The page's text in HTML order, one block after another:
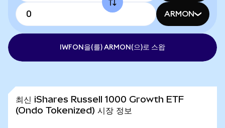
ARMON
IWFON을(를) ARMON(으)로 스왑
최신 iShares Russell 1000 Growth ETF
(Ondo Tokenized) 시장 정보